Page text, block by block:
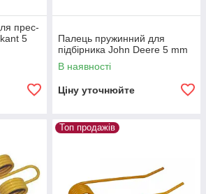
прес-
5
Палець пружинний для
підбірника John Deere 5 mm
В наявності
Ціну уточнюйте
Топ продажів